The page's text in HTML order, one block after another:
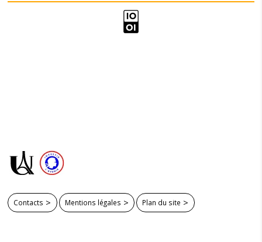
Contacts Mentions légales Plan du site